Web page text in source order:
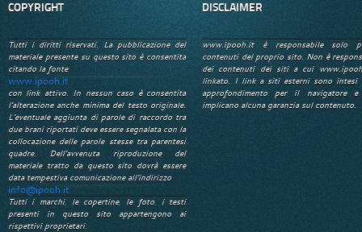
COPYRIGHT
Tutti i diritti riservati. La pubblicazione del
materiale presente su questo sito è consentita
citando la fonte
www.ipooh.it
con link attivo. In nessun caso è consentita
l'alterazione anche minima del testo originale.
L'eventuale aggiunta di parole di raccordo tra
due brani riportati deve essere segnalata con la
collocazione delle parole stesse tra parentesi
quadre. Dell'avvenuta riproduzione del
materiale tratto da questo sito dovrà essere
data tempestiva comunicazione all'indirizzo
info@ipooh.it
Tutti i marchi, le copertine, le foto, i testi
presenti in questo sito appartengono ai
rispettivi proprietari.
DISCLAIMER
www.ipooh.it è responsabile solo
contenuti del proprio sito. Non è
dei contenuti dei siti a cui
linkato. I link a siti esterni sono intesi
approfondimento per il navigatore
implicano alcuna garanzia sul contenuto.